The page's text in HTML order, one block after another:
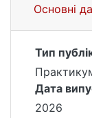
Основні
Тип
Дата
2026